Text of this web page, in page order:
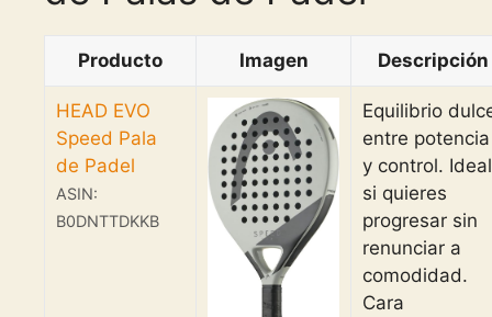
Producto Imagen Descripción
HEAD EVO
Speed Pala
de Padel
ASIN:
B0DNTTDKKB
Equilibrio
entre potencia
y control. Ideal
si quieres
progresar sin
renunciar a
comodidad.
Cara